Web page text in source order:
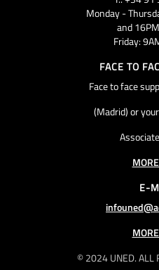
© 2024 UNED. ALL
Monday -
and
Friday:
FACE TO
Face to face
(Madrid) or
E-